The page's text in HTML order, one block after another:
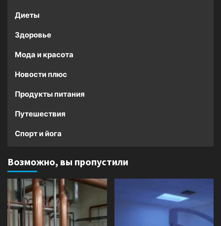
Диеты
Здоровье
Мода и красота
Новости плюс
Продукты питания
Путешествия
Спорт и йога
Возможно, вы пропустили